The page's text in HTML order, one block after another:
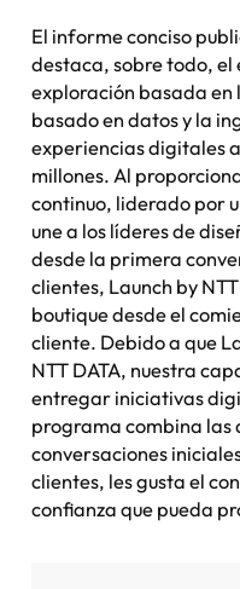
El informe conciso
destaca, sobre todo,
exploración basada en
basado en datos y la
experiencias digitales
millones. Al
continuo, liderado por
une a los líderes de
desde la primera
clientes, Launch by
boutique desde el
cliente. Debido a que
NTT DATA, nuestra
entregar iniciativas
programa combina las
conversaciones
clientes, les gusta el
confianza que pueda